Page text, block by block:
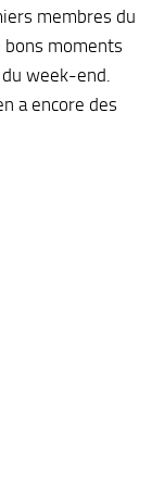
membres du
bons moments
week-end.
a encore des